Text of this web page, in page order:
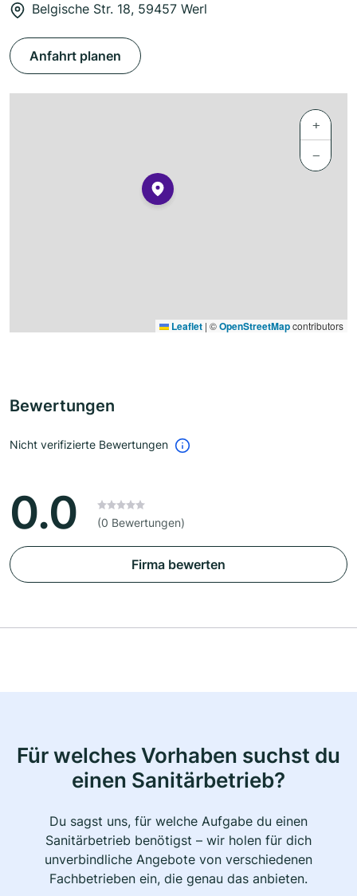
Belgische Str. 18, 59457 Werl
Anfahrt planen
+
−
Leaflet | ©OpenStreetMapcontributors
Bewertungen
Nicht verifizierte Bewertungen
0.0 (0 Bewertungen)
Firma bewerten
Für welches Vorhaben suchst du
einen Sanitärbetrieb?
Du sagst uns, für welche Aufgabe du einen
Sanitärbetrieb benötigst – wir holen für dich
unverbindliche Angebote von verschiedenen
Fachbetrieben ein, die genau das anbieten.